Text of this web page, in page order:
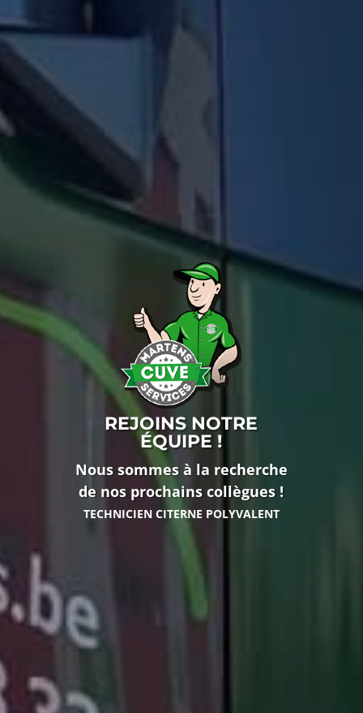
REJOINS NOTRE
ÉQUIPE !
Nous sommes à la recherche
de nos prochains collègues !
TECHNICIEN CITERNE POLYVALENT